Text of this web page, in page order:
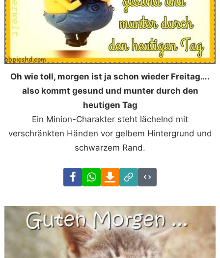
Oh wie toll, morgen ist ja schon wieder Freitag….
also kommt gesund und munter durch den
heutigen Tag
Ein Minion-Charakter steht lächelnd mit
verschränkten Händen vor gelbem Hintergrund und
schwarzem Rand.
FacebookWhatsAppDownload
Link
Code